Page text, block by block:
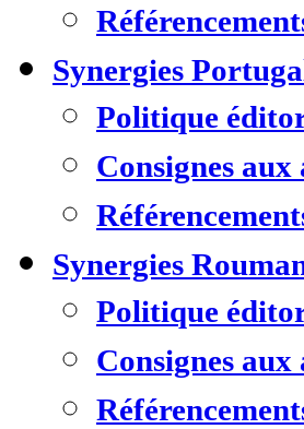
Synergies
Politique
Consignes aux
Synergies
Politique
Consignes aux